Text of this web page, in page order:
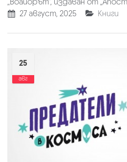
27 август, 2025
Книги
25
авг